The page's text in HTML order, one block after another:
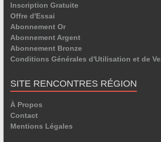
Inscription Gratuite
Offre d'Essai
Abonnement Or
Abonnement Argent
Abonnement Bronze
Conditions Générales d'Utilisation et de
SITE RENCONTRES RÉGION
À Propos
Contact
Mentions Légales